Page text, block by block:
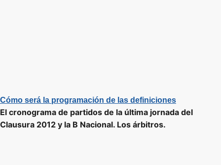
Cómo será la programación de las definiciones
El cronograma de partidos de la última jornada del
Clausura 2012 y la B Nacional. Los árbitros.